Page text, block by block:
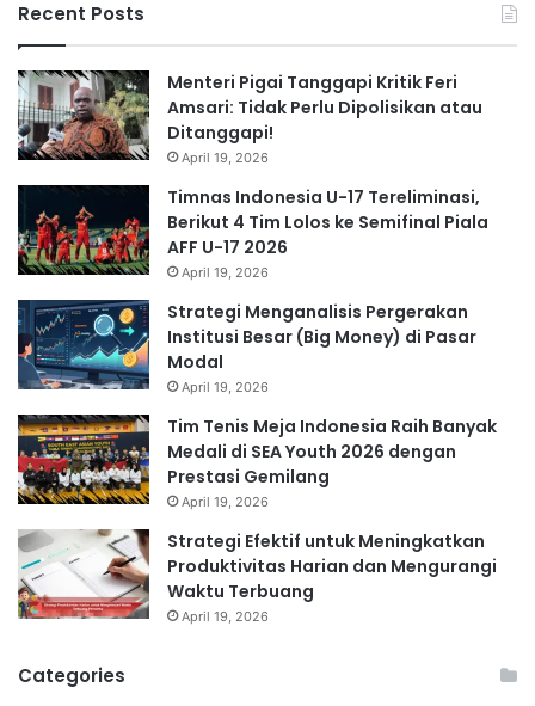
Recent Posts
Menteri Pigai Tanggapi Kritik Feri
Amsari: Tidak Perlu Dipolisikan atau
Ditanggapi!
April 19, 2026
Timnas Indonesia U-17 Tereliminasi,
Berikut 4 Tim Lolos ke Semifinal Piala
AFF U-17 2026
April 19, 2026
Strategi Menganalisis Pergerakan
Institusi Besar (Big Money) di Pasar
Modal
April 19, 2026
Tim Tenis Meja Indonesia Raih Banyak
Medali di SEA Youth 2026 dengan
Prestasi Gemilang
April 19, 2026
Strategi Efektif untuk Meningkatkan
Produktivitas Harian dan Mengurangi
Waktu Terbuang
April 19, 2026
Categories